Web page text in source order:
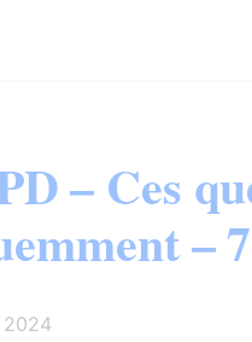
– Ces
– 7